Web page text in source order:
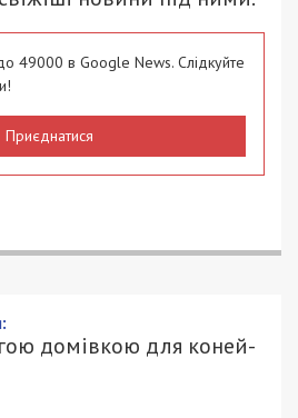
49000 в Google News. Слідкуйте
Приєднатися
домівкою для коней-